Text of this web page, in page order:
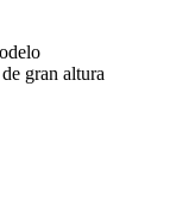
gran altura